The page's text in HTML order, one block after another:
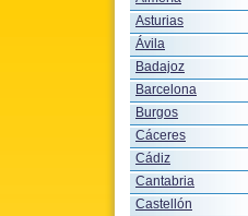
Asturias
Ávila
Badajoz
Barcelona
Burgos
Cáceres
Cádiz
Cantabria
Castellón